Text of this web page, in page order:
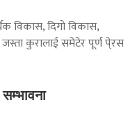
विकास, दिगो विकास,
जस्ता कुरालाई समेटेर पूर्ण पे्रस